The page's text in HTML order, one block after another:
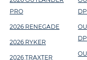
PRO
2026 RENEGADE
2026 RYKER
2026 TRAXTER